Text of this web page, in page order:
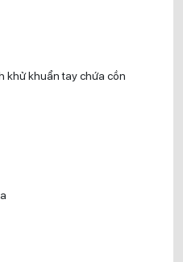
khử khuẩn tay chứa cồn